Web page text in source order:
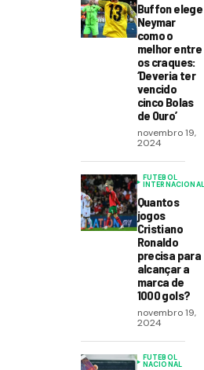
Buffon elege
Neymar
como o
melhor entre
os craques:
‘Deveria ter
vencido
cinco Bolas
de Ouro’
novembro 19,
2024
FUTEBOL
INTERNACIONAL
Quantos
jogos
Cristiano
Ronaldo
precisa para
alcançar a
marca de
1000 gols?
novembro 19,
2024
FUTEBOL
NACIONAL